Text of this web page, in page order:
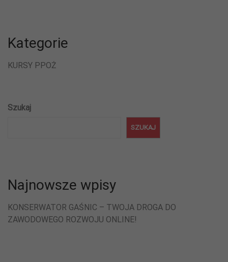
Kategorie
KURSY PPOŻ
Szukaj
SZUKAJ
Najnowsze wpisy
KONSERWATOR GAŚNIC – TWOJA DROGA DO
ZAWODOWEGO ROZWOJU ONLINE!